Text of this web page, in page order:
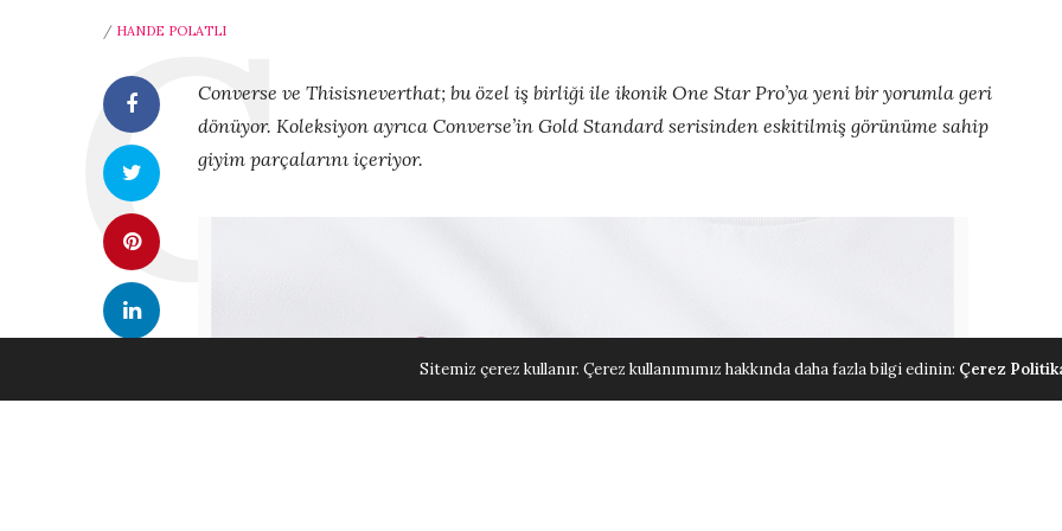
/ HANDE POLATLI
Converse ve Thisisneverthat; bu özel iş birliği ile ikonik One Star Pro’ya yeni bir yorumla geri
dönüyor. Koleksiyon ayrıca Converse’in Gold Standard serisinden eskitilmiş görünüme sahip
giyim parçalarını içeriyor.
Sitemiz çerez kullanır. Çerez kullanımımız hakkında daha fazla bilgi edinin: Çerez